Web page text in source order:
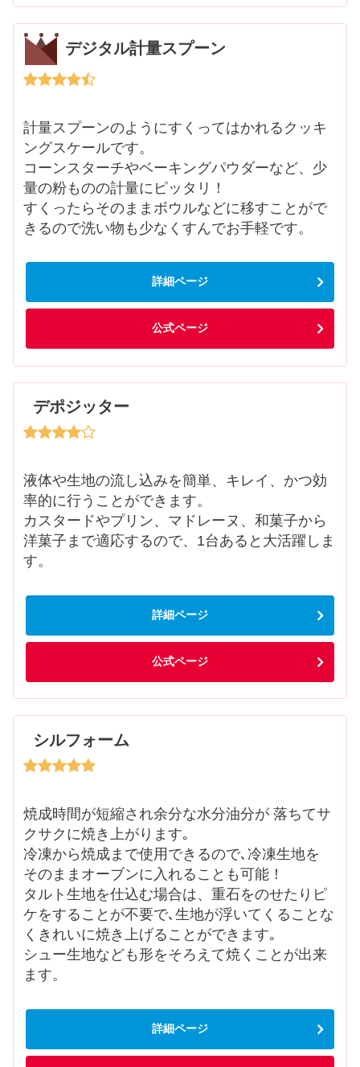
デジタル計量スプーン
計量スプーンのようにすくってはかれるクッキ
ングスケールです。
コーンスターチやベーキングパウダーなど、少
量の粉ものの計量にピッタリ！
すくったらそのままボウルなどに移すことがで
きるので洗い物も少なくすんでお手軽です。
詳細ページ
公式ページ
デポジッター
液体や生地の流し込みを簡単、キレイ、かつ効
率的に行うことができます。
カスタードやプリン、マドレーヌ、和菓子から
洋菓子まで適応するので、1台あると大活躍しま
す。
詳細ページ
公式ページ
シルフォーム
焼成時間が短縮され余分な水分油分が 落ちてサ
クサクに焼き上がります｡
冷凍から焼成まで使用できるので､冷凍生地を
そのままオーブンに入れることも可能！
タルト生地を仕込む場合は、重石をのせたりピ
ケをすることが不要で､生地が浮いてくることな
くきれいに焼き上げることができます｡
シュー生地なども形をそろえて焼くことが出来
ます。
詳細ページ